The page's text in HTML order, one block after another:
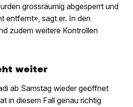
grossräumig abgesperrt und
entfernt», sagt er. In den
zudem weitere Kontrollen
weiter
ab Samstag wieder geöffnet
in diesem Fall genau richtig